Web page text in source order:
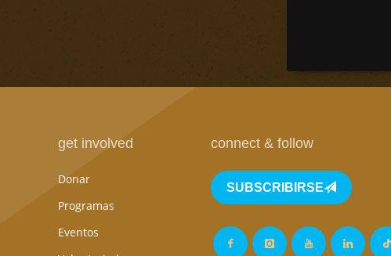
get involved
Donar
Programas
Eventos
connect & follow
SUBSCRIBIRSE